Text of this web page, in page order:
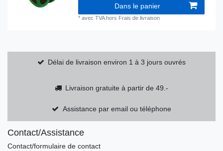
Dans le panier
*avec TVAhors Frais de livraison
Délai de livraison environ 1 à 3 jours ouvrés
Livraison gratuite à partir de 49.-
Assistance par email ou téléphone
Contact/Assistance
Contact/formulaire de contact